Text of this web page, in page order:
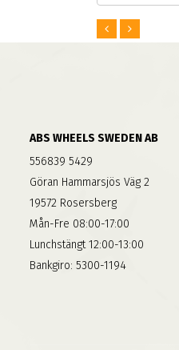
ABS WHEELS SWEDEN AB
556839 5429
Göran Hammarsjös Väg 2
19572 Rosersberg
Mån-Fre 08:00-17:00
Lunchstängt 12:00-13:00
Bankgiro: 5300-1194